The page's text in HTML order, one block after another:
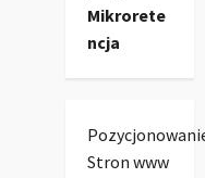
Mikrorete
ncja
Stron www